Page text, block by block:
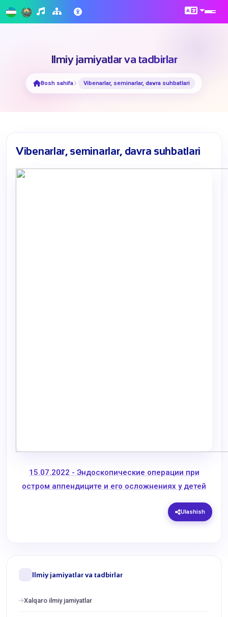
Ilmiy jamiyatlar va tadbirlar
Bosh sahifa Vibenarlar, seminarlar, davra suhbatlari
Vibenarlar, seminarlar, davra suhbatlari
15.07.2022 - Эндоскопические операции при
остром аппендиците и его осложнениях у детей
Ulashish
Ilmiy jamiyatlar va tadbirlar
Xalqaro ilmiy jamiyatlar